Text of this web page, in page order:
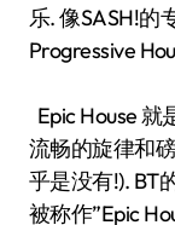
乐. 像SASH!的
Progressive
Epic House 就
流畅的旋律和
乎是没有!). BT
被称作”Epic